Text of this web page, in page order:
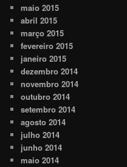
maio 2015
abril 2015
março 2015
fevereiro 2015
janeiro 2015
dezembro 2014
novembro 2014
outubro 2014
setembro 2014
agosto 2014
julho 2014
junho 2014
maio 2014